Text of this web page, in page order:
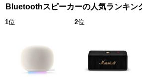
Bluetoothスピーカーの人気ランキン
1位 2位